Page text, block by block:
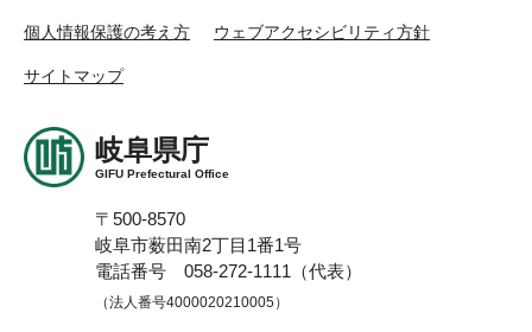
個人情報保護の考え方 ウェブアクセシビリティ方針
サイトマップ
岐阜県庁
GIFU Prefectural Office
〒500-8570
岐阜市薮田南2丁目1番1号
電話番号 058-272-1111（代表）
（法人番号4000020210005）